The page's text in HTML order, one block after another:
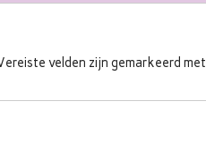
velden zijn gemarkeerd met